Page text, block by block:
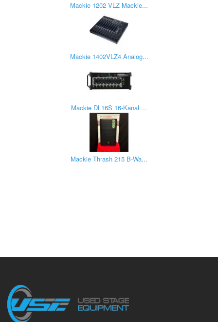
Mackie 1202 VLZ Mackie...
Mackie 1402VLZ4 Analog...
Mackie DL16S 16-Kanal ...
Mackie Thrash 215 B-Wa...